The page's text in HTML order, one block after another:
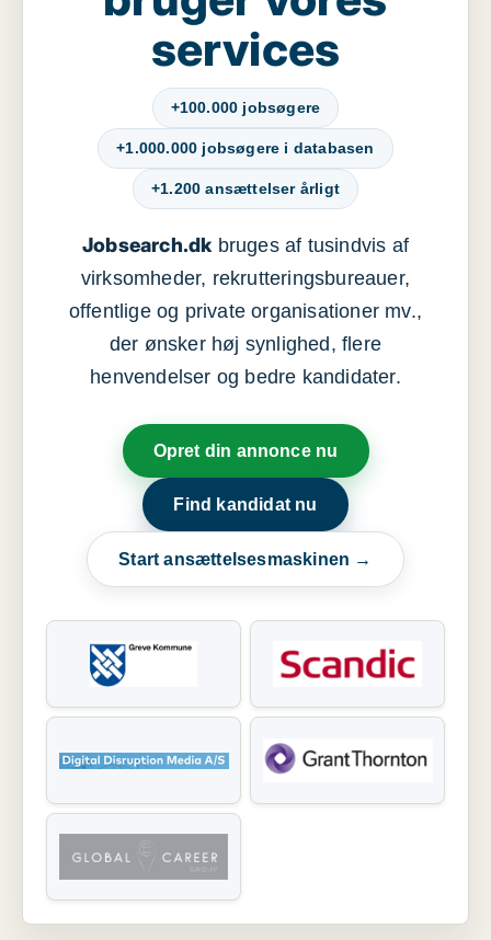
services
+100.000 jobsøgere
+1.000.000 jobsøgere i databasen
+1.200 ansættelser årligt
Jobsearch.dkbruges af tusindvis af
virksomheder, rekrutteringsbureauer,
offentlige og private organisationer mv.,
der ønsker høj synlighed, flere
henvendelser og bedre kandidater.
Opret din annonce nu
Find kandidat nu
Start ansættelsesmaskinen →